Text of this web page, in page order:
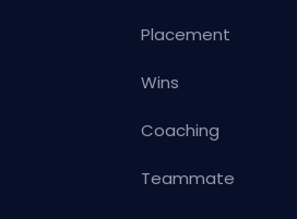
Placement
Wins
Coaching
Teammate